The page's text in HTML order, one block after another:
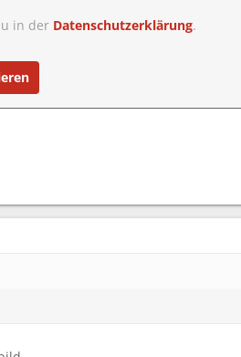
in der Datenschutzerklärung.